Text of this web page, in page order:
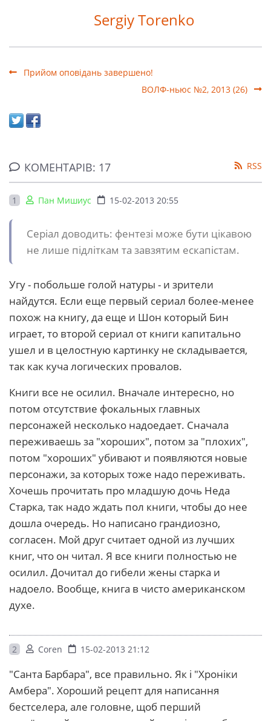
Sergiy Torenko
Прийом оповідань завершено!
ВОЛФ-ньюс №2, 2013 (26)
КОМЕНТАРІВ: 17 RSS
1 Пан Мишиус 15-02-2013 20:55
Серіал доводить: фентезі може бути цікавою
не лише підліткам та завзятим ескапістам.
Угу - побольше голой натуры - и зрители
найдутся. Если еще первый сериал более-менее
похож на книгу, да еще и Шон который Бин
играет, то второй сериал от книги капитально
ушел и в целостную картинку не складывается,
так как куча логических провалов.
Книги все не осилил. Вначале интересно, но
потом отсутствие фокальных главных
персонажей несколько надоедает. Сначала
переживаешь за "хороших", потом за "плохих",
потом "хороших" убивают и появляются новые
персонажи, за которых тоже надо переживать.
Хочешь прочитать про младшую дочь Неда
Старка, так надо ждать пол книги, чтобы до нее
дошла очередь. Но написано грандиозно,
согласен. Мой друг считает одной из лучших
книг, что он читал. Я все книги полностью не
осилил. Дочитал до гибели жены старка и
надоело. Вообще, книга в чисто американском
духе.
2 Coren 15-02-2013 21:12
"Санта Барбара", все правильно. Як і "Хроніки
Амбера". Хороший рецепт для написання
бестселера, але головне, щоб перший